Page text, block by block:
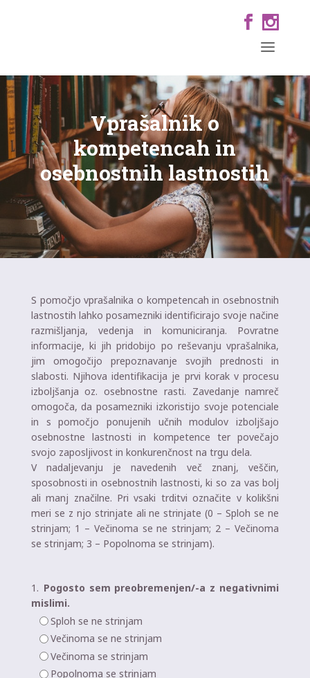
Vprašalnik o
kompetencah in
osebnostnih lastnostih
S pomočjo vprašalnika o kompetencah in osebnostnih
lastnostih lahko posamezniki identificirajo svoje načine
razmišljanja, vedenja in komuniciranja. Povratne
informacije, ki jih pridobijo po reševanju vprašalnika,
jim omogočijo prepoznavanje svojih prednosti in
slabosti. Njihova identifikacija je prvi korak v procesu
izboljšanja oz. osebnostne rasti. Zavedanje namreč
omogoča, da posamezniki izkoristijo svoje potenciale
in s pomočjo ponujenih učnih modulov izboljšajo
osebnostne lastnosti in kompetence ter povečajo
svojo zaposljivost in konkurenčnost na trgu dela.
V nadaljevanju je navedenih več znanj, veščin,
sposobnosti in osebnostnih lastnosti, ki so za vas bolj
ali manj značilne. Pri vsaki trditvi označite v kolikšni
meri se z njo strinjate ali ne strinjate (0 – Sploh se ne
strinjam; 1 – Večinoma se ne strinjam; 2 – Večinoma
se strinjam; 3 – Popolnoma se strinjam).
1. Pogosto sem preobremenjen/-a z negativnimi
mislimi.
Sploh se ne strinjam
Večinoma se ne strinjam
Večinoma se strinjam
Popolnoma se strinjam